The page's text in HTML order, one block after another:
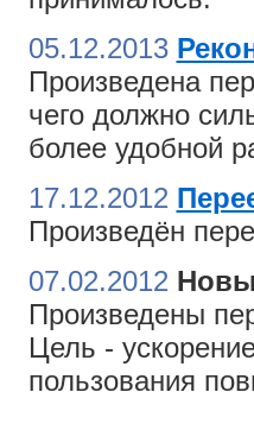
05.12.2013
Произведена
чего должно
более удобной
17.12.2012
Произведён
07.02.2012
Произведены
Цель -
пользования